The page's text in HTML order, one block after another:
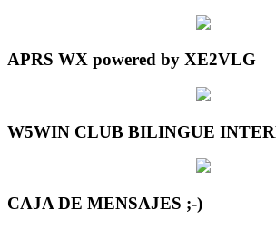
APRS WX powered by XE2VLG
W5WIN CLUB BILINGUE
CAJA DE MENSAJES ;-)